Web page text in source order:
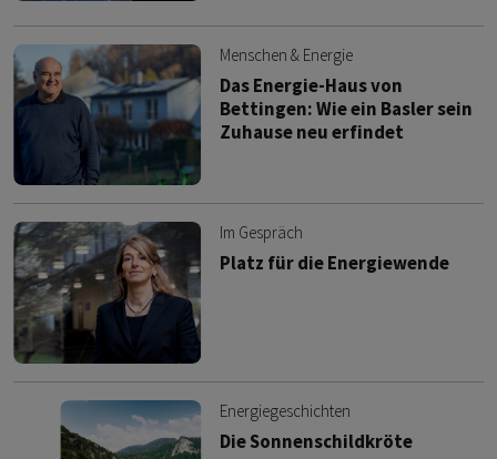
Menschen & Energie
Das Energie-Haus von
Bettingen: Wie ein Basler sein
Zuhause neu erfindet
Im Gespräch
Platz für die Energiewende
Energiegeschichten
Die Sonnenschildkröte